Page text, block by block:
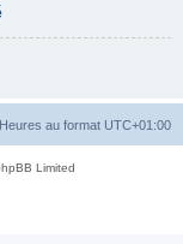
Heures au format UTC+01:00
Limited